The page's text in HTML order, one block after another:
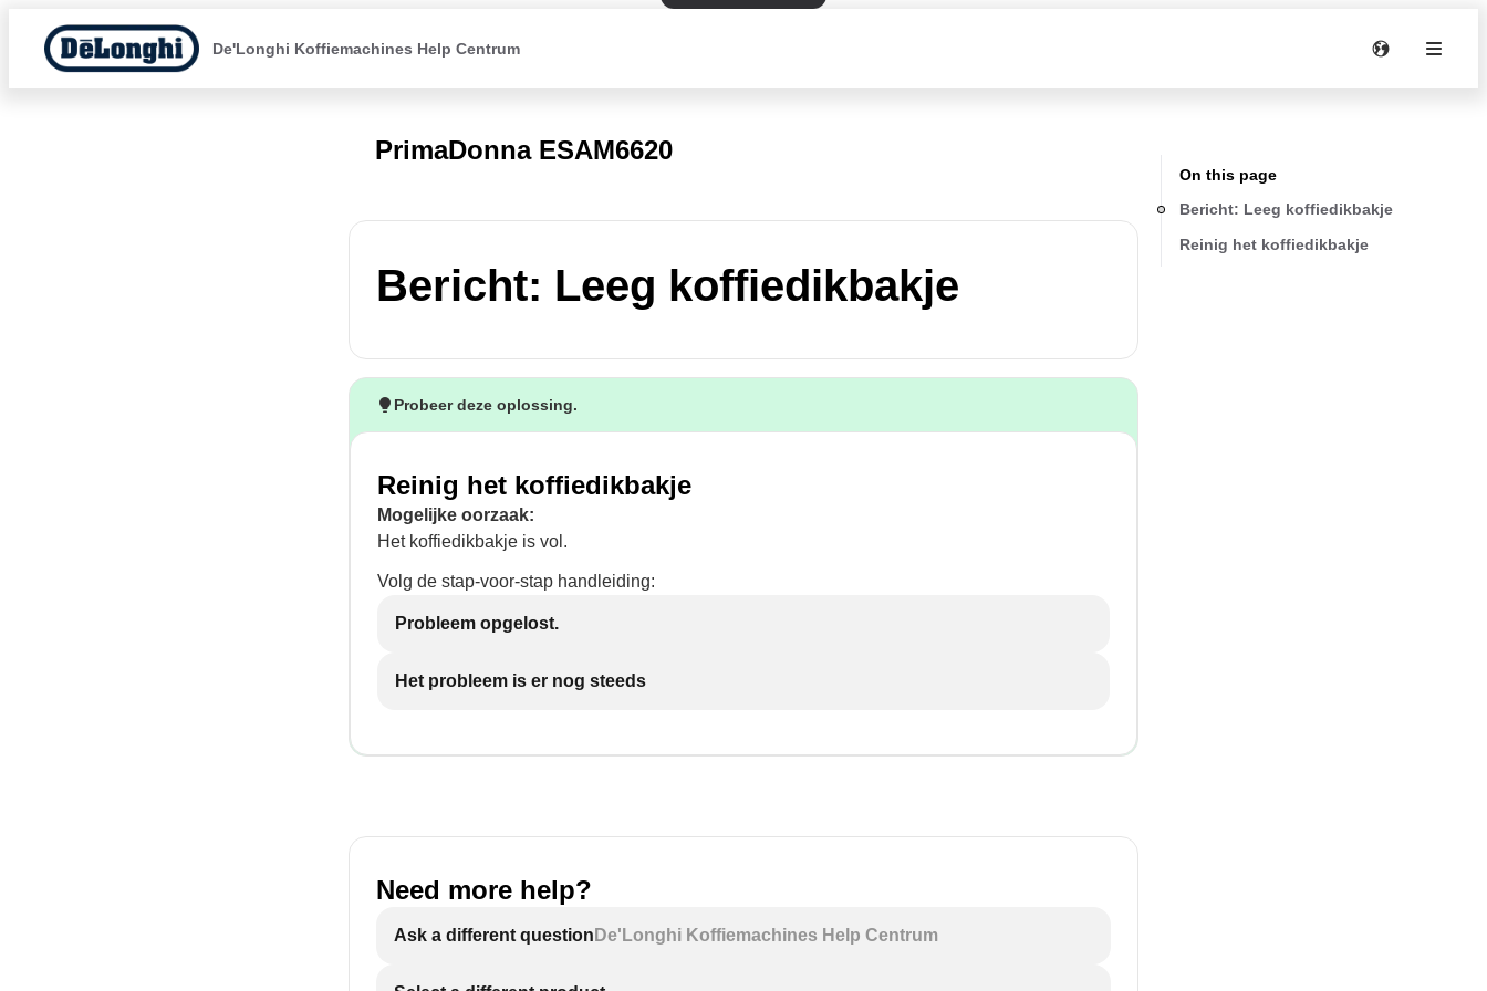
De'Longhi Koffiemachines Help Centrum
PrimaDonna ESAM6620
Bericht: Leeg koffiedikbakje
Probeer deze oplossing.
Reinig het koffiedikbakje
Mogelijke oorzaak:
Het koffiedikbakje is vol.
Volg de stap-voor-stap handleiding:
Probleem opgelost.
Het probleem is er nog steeds
Need more help?
Ask a different question De'Longhi Koffiemachines Help Centrum
On this page
Bericht: Leeg koffiedikbakje
Reinig het koffiedikbakje